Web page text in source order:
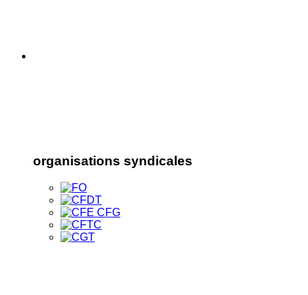
organisations syndicales